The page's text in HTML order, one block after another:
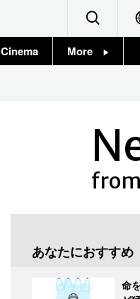
Cinema More
あなたにおすすめ
命